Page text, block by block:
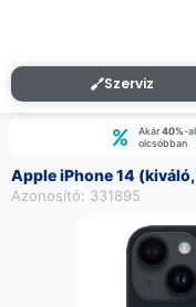
Szerviz
Akár40%-al
olcsóbban
Apple iPhone 14
Azonosító: 331895